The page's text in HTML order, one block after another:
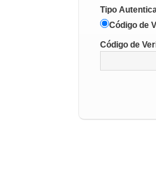
Tipo
Código de
Código de